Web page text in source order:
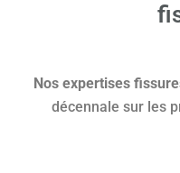
Nos expertises
décennale sur les